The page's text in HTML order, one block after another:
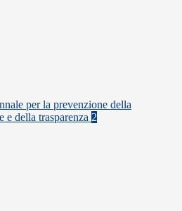
per la prevenzione della
e della trasparenza 2